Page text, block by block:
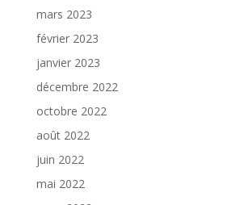
mars 2023
février 2023
janvier 2023
décembre 2022
octobre 2022
août 2022
juin 2022
mai 2022